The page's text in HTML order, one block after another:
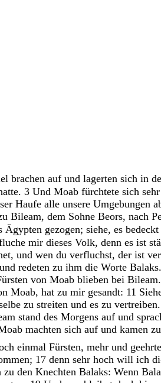
brachen auf und lagerten sich in
. 3 Und Moab fürchtete sich sehr
Haufe alle unsere Umgebungen
Bileam, dem Sohne Beors, nach
Ägypten gezogen; siehe, es bedeckt
mir dieses Volk, denn es ist
, und wen du verfluchst, der ist
und redeten zu ihm die Worte Balaks.
von Moab blieben bei Bileam.
Moab, hat zu mir gesandt: 11
zu streiten und es zu vertreiben.
stand des Morgens auf und
machten sich auf und kamen zu
einmal Fürsten, mehr und
; 17 denn sehr hoch will ich
zu den Knechten Balaks: Wenn